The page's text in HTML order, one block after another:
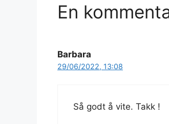
En
Barbara
29/06/2022, 13:08
Så godt å vite. Takk !